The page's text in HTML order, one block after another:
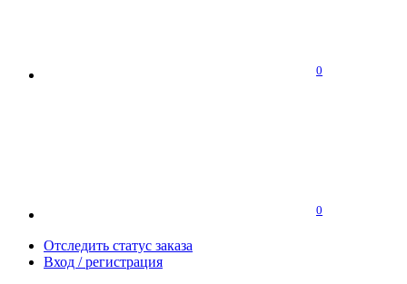
0
0
Отследить статус заказа
Вход / регистрация